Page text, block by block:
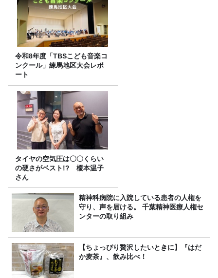
令和8年度「TBSこども音楽コ
ンクール」練馬地区大会レポ
ート
タイヤの空気圧は〇〇くらい
の硬さがベスト!? 榎本温子
さん
精神科病院に入院している患者の人権を
守り、声を届ける。 千葉精神医療人権セ
ンターの取り組み
【ちょっぴり贅沢したいときに】『はだ
か麦茶』、飲み比べ！